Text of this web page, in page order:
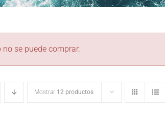
se puede comprar.
Mostrar 12 productos